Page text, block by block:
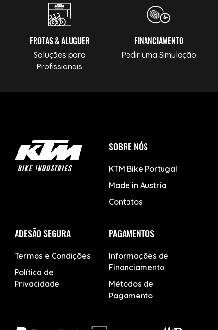
FROTAS & ALUGUER
Soluções para
Profissionais
FINANCIAMENTO
Pedir uma Simulação
SOBRE NÓS
KTM Bike Portugal
Made in Austria
Contatos
ADESÃO SEGURA
Termos e Condições
Política de
Privacidade
PAGAMENTOS
Informações de
Financiamento
Métodos de
Pagamento